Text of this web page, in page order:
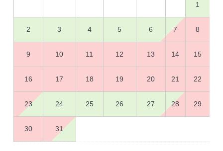
1
2 3 4 5 6 7 8
9 10 11 12 13 14 15
16 17 18 19 20 21 22
23 24 25 26 27 28 29
30 31